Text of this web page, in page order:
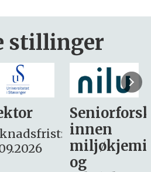
stillinger
søker
– fast